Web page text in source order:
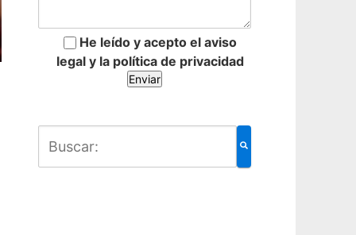
He leído y acepto el aviso
legal y la política de privacidad